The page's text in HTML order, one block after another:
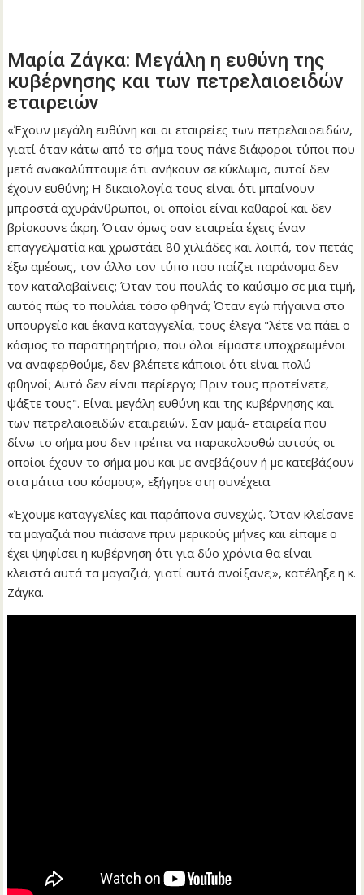
Μαρία Ζάγκα: Μεγάλη η ευθύνη της
κυβέρνησης και των πετρελαιοειδών
εταιρειών
«Έχουν μεγάλη ευθύνη και οι εταιρείες των πετρελαιοειδών,
γιατί όταν κάτω από το σήμα τους πάνε διάφοροι τύποι που
μετά ανακαλύπτουμε ότι ανήκουν σε κύκλωμα, αυτοί δεν
έχουν ευθύνη; Η δικαιολογία τους είναι ότι μπαίνουν
μπροστά αχυράνθρωποι, οι οποίοι είναι καθαροί και δεν
βρίσκουνε άκρη. Όταν όμως σαν εταιρεία έχεις έναν
επαγγελματία και χρωστάει 80 χιλιάδες και λοιπά, τον πετάς
έξω αμέσως, τον άλλο τον τύπο που παίζει παράνομα δεν
τον καταλαβαίνεις; Όταν του πουλάς το καύσιμο σε μια τιμή,
αυτός πώς το πουλάει τόσο φθηνά; Όταν εγώ πήγαινα στο
υπουργείο και έκανα καταγγελία, τους έλεγα "λέτε να πάει ο
κόσμος το παρατηρητήριο, που όλοι είμαστε υποχρεωμένοι
να αναφερθούμε, δεν βλέπετε κάποιοι ότι είναι πολύ
φθηνοί; Αυτό δεν είναι περίεργο; Πριν τους προτείνετε,
ψάξτε τους". Είναι μεγάλη ευθύνη και της κυβέρνησης και
των πετρελαιοειδών εταιρειών. Σαν μαμά- εταιρεία που
δίνω το σήμα μου δεν πρέπει να παρακολουθώ αυτούς οι
οποίοι έχουν το σήμα μου και με ανεβάζουν ή με κατεβάζουν
στα μάτια του κόσμου;», εξήγησε στη συνέχεια.
«Έχουμε καταγγελίες και παράπονα συνεχώς. Όταν κλείσανε
τα μαγαζιά που πιάσανε πριν μερικούς μήνες και είπαμε ο
έχει ψηφίσει η κυβέρνηση ότι για δύο χρόνια θα είναι
κλειστά αυτά τα μαγαζιά, γιατί αυτά ανοίξανε;», κατέληξε η κ.
Ζάγκα.